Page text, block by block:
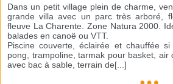
Dans un petit village plein de charme,
grande villa avec un parc très arboré,
fleuve La Charente. Zone Natura 2000.
balades en canoë ou VTT.
Piscine couverte, éclairée et chauffée
pong, trampoline, tarmak pour basket, air
avec bac à sable, terrain de[...]